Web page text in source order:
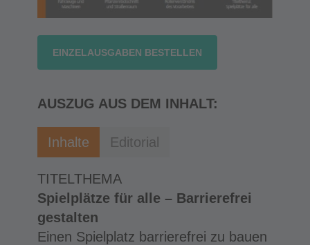
EINZELAUSGABEN BESTELLEN
AUSZUG AUS DEM INHALT:
Inhalte Editorial
TITELTHEMA
Spielplätze für alle – Barrierefrei
gestalten
Einen Spielplatz barrierefrei zu bauen